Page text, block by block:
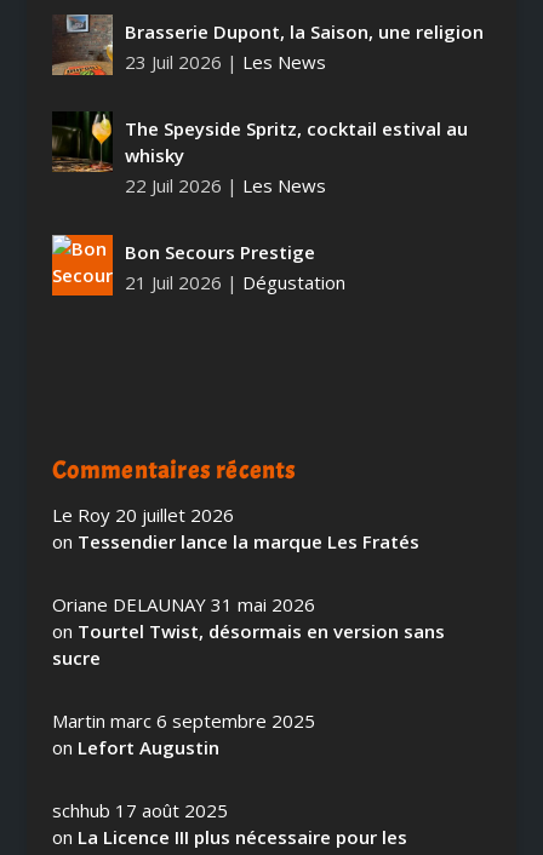
Brasserie Dupont, la Saison, une religion
23 Juil 2026 | Les News
The Speyside Spritz, cocktail estival au
whisky
22 Juil 2026 | Les News
Bon Secours Prestige
21 Juil 2026 | Dégustation
Commentaires récents
Le Roy 20 juillet 2026
on Tessendier lance la marque Les Fratés
Oriane DELAUNAY 31 mai 2026
on Tourtel Twist, désormais en version sans
sucre
Martin marc 6 septembre 2025
on Lefort Augustin
schhub 17 août 2025
on La Licence III plus nécessaire pour les